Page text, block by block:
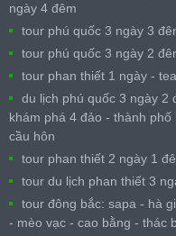
ngày 4 đêm
tour phú quốc 3 ngày 3
tour phú quốc 3 ngày 2
tour phan thiết 1 ngày -
du lịch phú quốc 3 ngày 2
khám phá 4 đảo - thành
cầu hôn
tour phan thiết 2 ngày 1
tour du lịch phan thiết 3
tour đông bắc: sapa - hà
- mèo vạc - cao bằng - thác